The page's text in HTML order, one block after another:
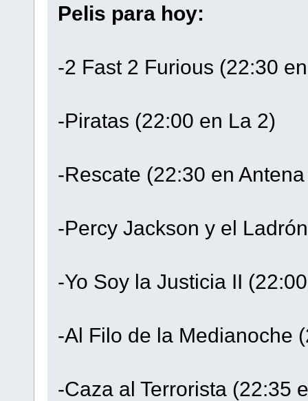
Pelis para hoy:
-2 Fast 2 Furious (22:30
-Piratas (22:00 en La 2)
-Rescate (22:30 en
-Percy Jackson y el
-Yo Soy la Justicia II
-Al Filo de la Medianoche
-Caza al Terrorista (22:35